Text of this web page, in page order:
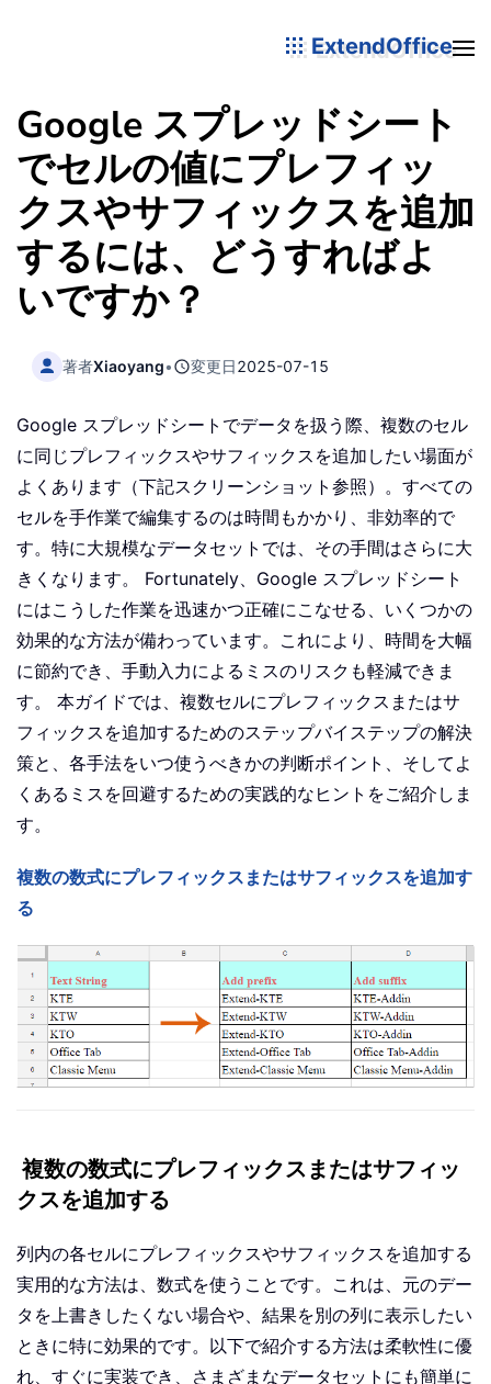
ExtendOffice
Google スプレッドシート
でセルの値にプレフィッ
クスやサフィックスを追加
するには、どうすればよ
いですか？
著者Xiaoyang• 変更日2025-07-15
Google スプレッドシートでデータを扱う際、複数のセル
に同じプレフィックスやサフィックスを追加したい場面が
よくあります（下記スクリーンショット参照）。すべての
セルを手作業で編集するのは時間もかかり、非効率的で
す。特に大規模なデータセットでは、その手間はさらに大
きくなります。 Fortunately、Google スプレッドシート
にはこうした作業を迅速かつ正確にこなせる、いくつかの
効果的な方法が備わっています。これにより、時間を大幅
に節約でき、手動入力によるミスのリスクも軽減できま
す。 本ガイドでは、複数セルにプレフィックスまたはサ
フィックスを追加するためのステップバイステップの解決
策と、各手法をいつ使うべきかの判断ポイント、そしてよ
くあるミスを回避するための実践的なヒントをご紹介しま
す。
複数の数式にプレフィックスまたはサフィックスを追加す
る
複数の数式にプレフィックスまたはサフィッ
クスを追加する
列内の各セルにプレフィックスやサフィックスを追加する
実用的な方法は、数式を使うことです。これは、元のデー
タを上書きしたくない場合や、結果を別の列に表示したい
ときに特に効果的です。以下で紹介する方法は柔軟性に優
れ、すぐに実装でき、さまざまなデータセットにも簡単に